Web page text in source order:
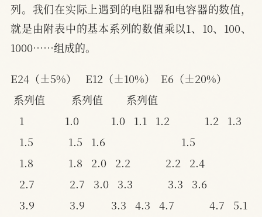
列。我们在实际上遇到的电阻器和电容器的数值，
就是由附表中的基本系列的数值乘以1、10、100、
1000……组成的。
E24（±5%）   E12（±10%）  E6（±20%）
系列值         系列值        系列值
1              1.0           1.0
1.1 1.2            1.2
1.3
1.5            1.5
1.6                          1.5
1.8            1.8
2.0 2.2            2.2
2.4
2.7            2.7
3.0 3.3            3.3
3.6
3.9            3.9         3.3
4.3 4.7            4.7
5.1